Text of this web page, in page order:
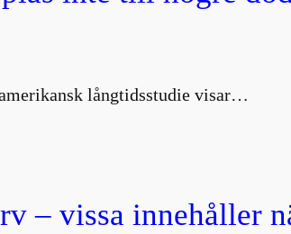
långtidsstudie visar…
– vissa innehåller